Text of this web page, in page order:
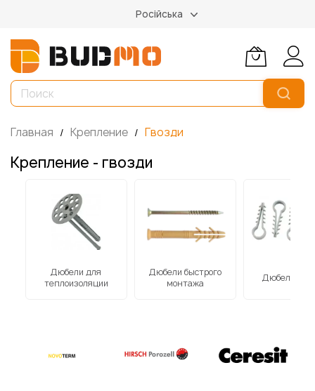
Російська
Главная Крепление Гвозди
Крепление - гвозди
Дюбели для
теплоизоляции
Дюбели быстрого
монтажа
Дюбель-